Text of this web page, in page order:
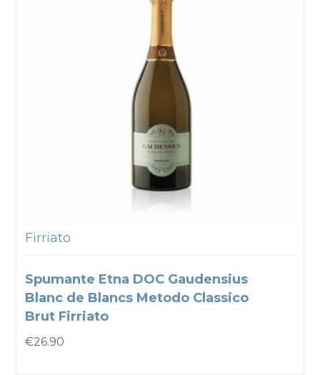
Firriato
Spumante Etna DOC Gaudensius
Blanc de Blancs Metodo Classico
Brut Firriato
€26.90